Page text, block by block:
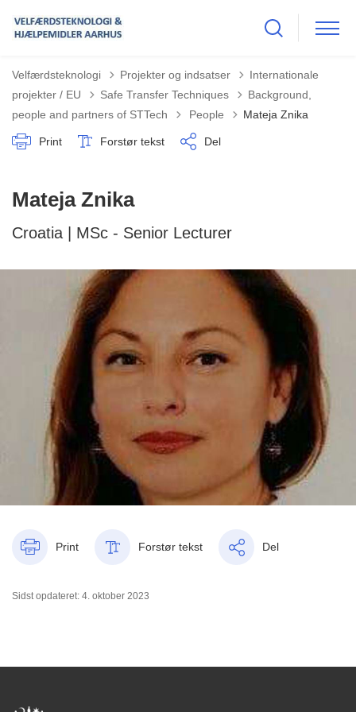
Velfærdsteknologi Projekter og indsatser
Internationale
projekter / EU
Safe Transfer Techniques
Background,
people and partners of STTech
Tilbage til
People Mateja Znika
Print Forstør tekst Del
Mateja Znika
Croatia | MSc - Senior Lecturer
Print Forstør tekst Del
Sidst opdateret: 4. oktober 2023